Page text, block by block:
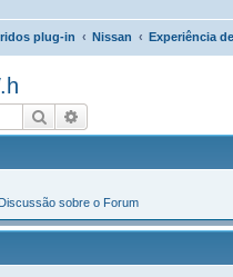
plug-in Nissan Experiência
Pesquisar
Discussão sobre o Forum